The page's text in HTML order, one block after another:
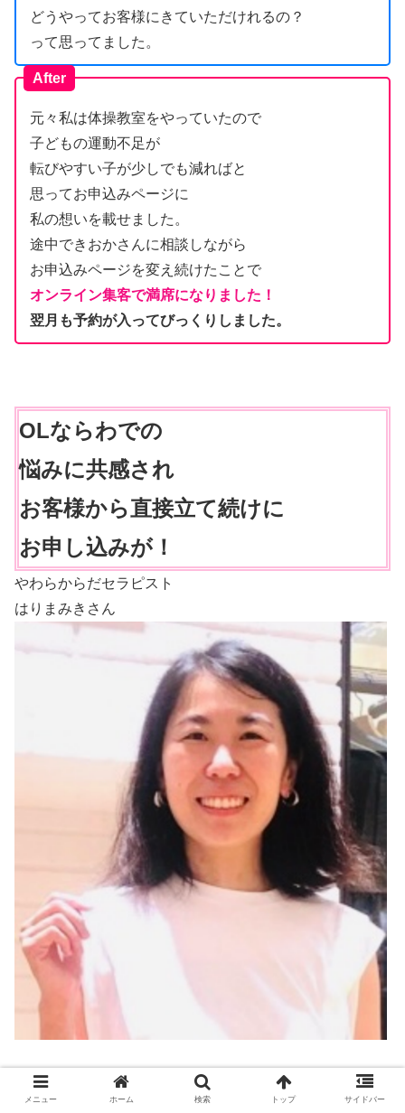
どうやってお客様にきていただけれるの？
って思ってました。
After
元々私は体操教室をやっていたので
子どもの運動不足が
転びやすい子が少しでも減ればと
思ってお申込みページに
私の想いを載せました。
途中できおかさんに相談しながら
お申込みページを変え続けたことで
オンライン集客で満席になりました！
翌月も予約が入ってびっくりしました。
OLならわでの
悩みに共感され
お客様から直接立て続けに
お申し込みが！
やわらからだセラピスト
はりまみきさん
Before
メニュー ホーム 検索 トップ サイドバー